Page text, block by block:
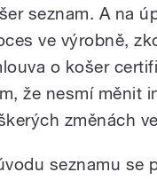
seznam. A na
ve výrobně,
o košer
že nesmí měnit
změnách
seznamu se